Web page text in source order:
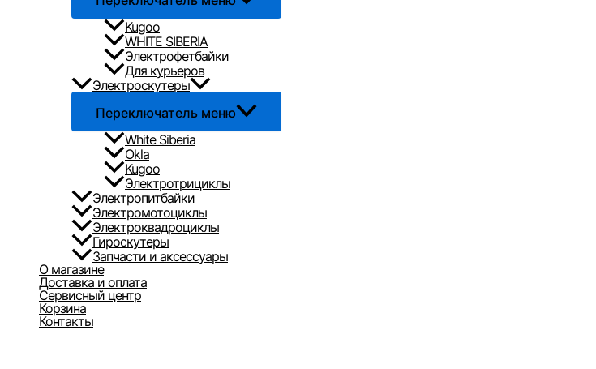
Kugoo
WHITE SIBERIA
Электрофетбайки
Для курьеров
Электроскутеры
Переключатель меню
White Siberia
Okla
Kugoo
Электротрициклы
Электропитбайки
Электромотоциклы
Электроквадроциклы
Гироскутеры
Запчасти и аксессуары
О магазине
Доставка и оплата
Сервисный центр
Корзина
Контакты